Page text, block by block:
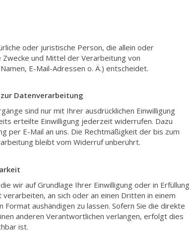
oder juristische Person, die allein oder
und Mittel der Verarbeitung von
E-Mail-Adressen o. Ä.) entscheidet.
Datenverarbeitung
sind nur mit Ihrer ausdrücklichen Einwilligung
erteilte Einwilligung jederzeit widerrufen. Dazu
per E-Mail an uns. Die Rechtmäßigkeit der bis zum
bleibt vom Widerruf unberührt.
wir auf Grundlage Ihrer Einwilligung oder in Erfüllung
an sich oder an einen Dritten in einem
Format aushändigen zu lassen. Sofern Sie die direkte
anderen Verantwortlichen verlangen, erfolgt dies
ist.